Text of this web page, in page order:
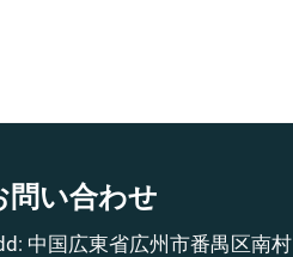
問い合わせ
中国広東省広州市番禺区南村